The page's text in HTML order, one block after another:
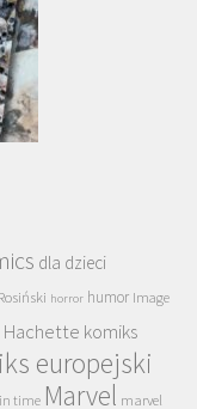
dla dzieci
horror humor Image
Hachette komiks
europejski
time Marvel marvel